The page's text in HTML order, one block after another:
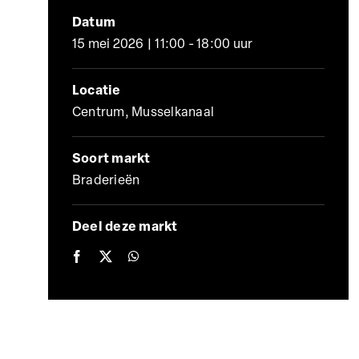
Datum
15 mei 2026 | 11:00 - 18:00 uur
Locatie
Centrum, Musselkanaal
Soort markt
Braderieën
Deel deze markt